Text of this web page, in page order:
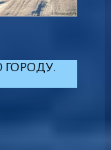
ГОРОДУ.